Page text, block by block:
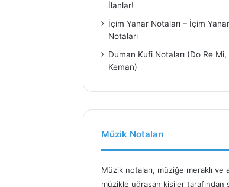
İlanlar!
İçim Yanar Notaları – İçim
Notaları
Duman Kufi Notaları (Do Re
Keman)
Müzik Notaları
Müzik notaları, müziğe meraklı ve
müzikle uğraşan kişiler tarafından